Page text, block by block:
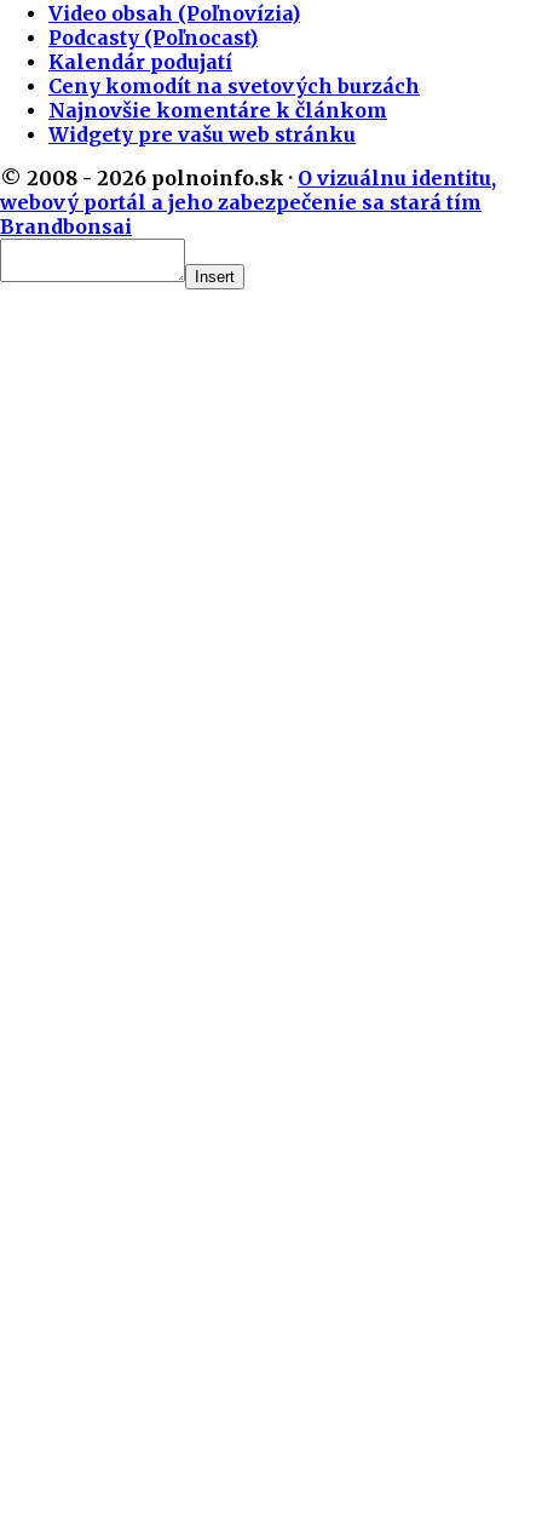
Video obsah (Poľnovízia)
Podcasty (Poľnocast)
Kalendár podujatí
Ceny komodít na svetových burzách
Najnovšie komentáre k článkom
Widgety pre vašu web stránku
© 2008 - 2026 polnoinfo.sk · O vizuálnu identitu,
webový portál a jeho zabezpečenie sa stará tím
Brandbonsai
Insert